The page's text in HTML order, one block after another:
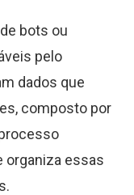
bots ou
pelo
dados que
composto por
organiza essas